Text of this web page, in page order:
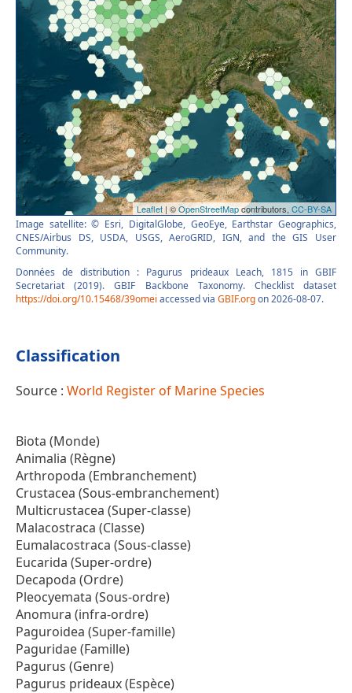
Image satellite: © Esri, DigitalGlobe, GeoEye, Earthstar Geographics,
CNES/Airbus DS, USDA, USGS, AeroGRID, IGN, and the GIS User
Community.
Données de distribution : Pagurus prideaux Leach, 1815 in GBIF
Secretariat (2019). GBIF Backbone Taxonomy. Checklist dataset
https://doi.org/10.15468/39omei accessed via GBIF.orgon 2026-08-07.
Classification
Source : World Register of Marine Species
Biota (Monde)
Animalia (Règne)
Arthropoda (Embranchement)
Crustacea (Sous-embranchement)
Multicrustacea (Super-classe)
Malacostraca (Classe)
Eumalacostraca (Sous-classe)
Eucarida (Super-ordre)
Decapoda (Ordre)
Pleocyemata (Sous-ordre)
Anomura (infra-ordre)
Paguroidea (Super-famille)
Paguridae (Famille)
Pagurus (Genre)
Pagurus prideaux (Espèce)